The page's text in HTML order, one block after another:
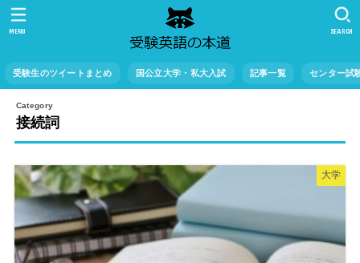
受験生のツイートまとめ 国公立大学・私大入試 記事一覧 センター試
SEARCH
MENU
接続詞
大学